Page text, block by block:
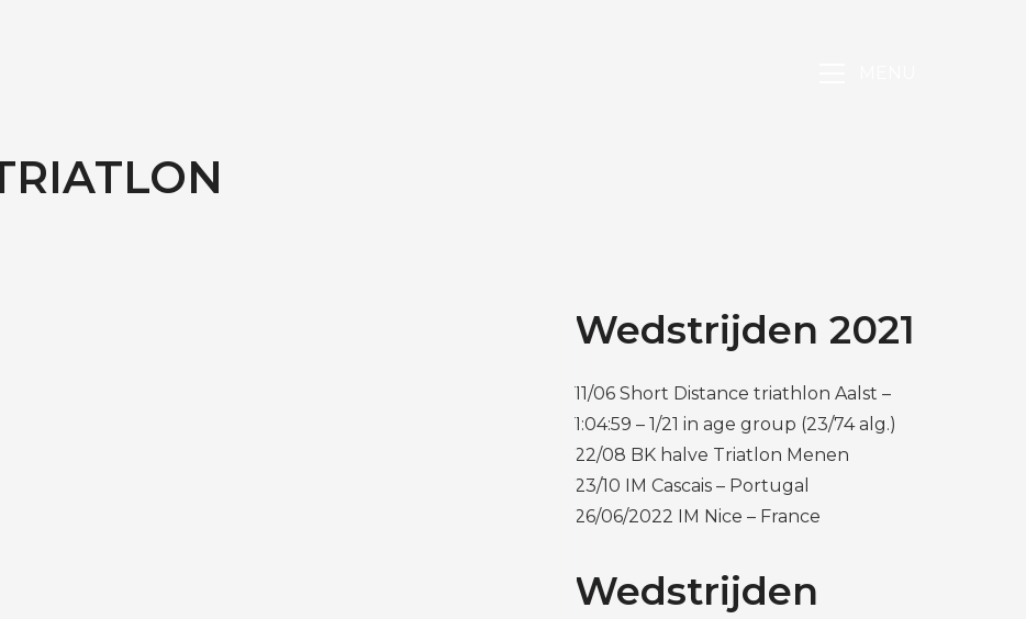
Wedstrijden 2021
11/06 Short Distance triathlon Aalst –
1:04:59 – 1/21 in age group (23/74 alg.)
22/08 BK halve Triatlon Menen
23/10 IM Cascais – Portugal
26/06/2022 IM Nice – France
Wedstrijden